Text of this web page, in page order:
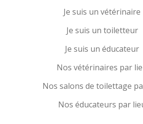
Je suis un vétérinaire
Je suis un toiletteur
Je suis un éducateur
Nos vétérinaires par
Nos salons de toilettage
Nos éducateurs par